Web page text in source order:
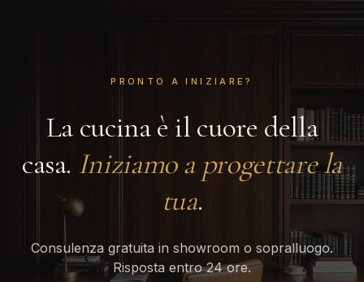
PRONTO A INIZIARE?
La cucina è il cuore della
casa. Iniziamo a progettare la
tua.
Consulenza gratuita in showroom o sopralluogo.
Risposta entro 24 ore.